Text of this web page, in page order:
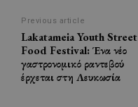
Previous article
Lakatameia Youth Street
Food Festival: Ένα νέο
γαστρονομικό ραντεβού
έρχεται στη Λευκωσία